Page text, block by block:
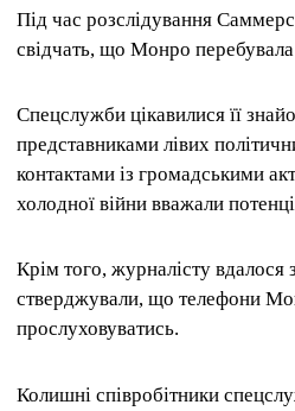
Під час розслідування
свідчать, що Монро
Спецслужби цікавилися її
представниками лівих
контактами із громадськими
холодної війни вважали
Крім того, журналісту вдалося
стверджували, що телефони
прослуховуватись.
Колишні співробітники